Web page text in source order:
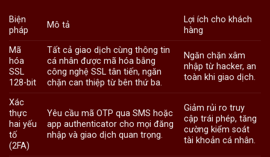
Biện
pháp
Mô tả
Lợi ích cho khách
hàng
Mã
hóa
SSL
128-bit
Tất cả giao dịch cùng thông tin
cá nhân được mã hóa bằng
công nghệ SSL tân tiến, ngăn
chặn can thiệp từ bên thứ ba.
Ngăn chặn xâm
nhập từ hacker, an
toàn khi giao dịch.
Xác
thực
hai yếu
tố
(2FA)
Yêu cầu mã OTP qua SMS hoặc
app authenticator cho mọi đăng
nhập và giao dịch quan trọng.
Giảm rủi ro truy
cập trái phép, tăng
cường kiểm soát
tài khoản cá nhân.